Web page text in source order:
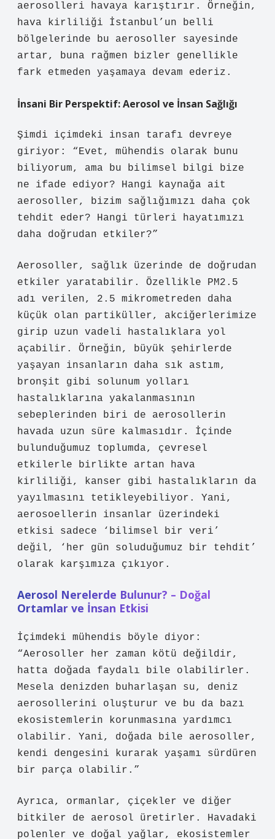
aerosolleri havaya karıştırır. Örneğin,
hava kirliliği İstanbul’un belli
bölgelerinde bu aerosoller sayesinde
artar, buna rağmen bizler genellikle
fark etmeden yaşamaya devam ederiz.
İnsani Bir Perspektif: Aerosol ve İnsan Sağlığı
Şimdi içimdeki insan tarafı devreye
giriyor: “Evet, mühendis olarak bunu
biliyorum, ama bu bilimsel bilgi bize
ne ifade ediyor? Hangi kaynağa ait
aerosoller, bizim sağlığımızı daha çok
tehdit eder? Hangi türleri hayatımızı
daha doğrudan etkiler?”
Aerosoller, sağlık üzerinde de doğrudan
etkiler yaratabilir. Özellikle PM2.5
adı verilen, 2.5 mikrometreden daha
küçük olan partiküller, akciğerlerimize
girip uzun vadeli hastalıklara yol
açabilir. Örneğin, büyük şehirlerde
yaşayan insanların daha sık astım,
bronşit gibi solunum yolları
hastalıklarına yakalanmasının
sebeplerinden biri de aerosollerin
havada uzun süre kalmasıdır. İçinde
bulunduğumuz toplumda, çevresel
etkilerle birlikte artan hava
kirliliği, kanser gibi hastalıkların da
yayılmasını tetikleyebiliyor. Yani,
aerosoellerin insanlar üzerindeki
etkisi sadece ‘bilimsel bir veri’
değil, ‘her gün soluduğumuz bir tehdit’
olarak karşımıza çıkıyor.
Aerosol Nerelerde Bulunur? – Doğal
Ortamlar ve İnsan Etkisi
İçimdeki mühendis böyle diyor:
“Aerosoller her zaman kötü değildir,
hatta doğada faydalı bile olabilirler.
Mesela denizden buharlaşan su, deniz
aerosollerini oluşturur ve bu da bazı
ekosistemlerin korunmasına yardımcı
olabilir. Yani, doğada bile aerosoller,
kendi dengesini kurarak yaşamı sürdüren
bir parça olabilir.”
Ayrıca, ormanlar, çiçekler ve diğer
bitkiler de aerosol üretirler. Havadaki
polenler ve doğal yağlar, ekosistemler